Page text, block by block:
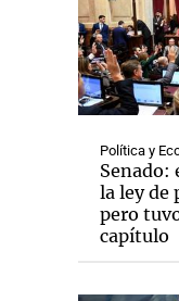
Política y
Senado:
la ley de
pero
capítulo